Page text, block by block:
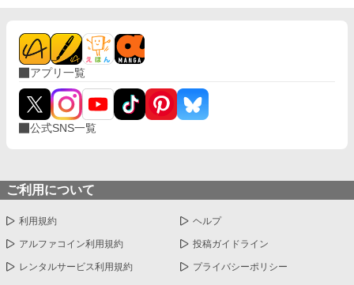
アプリ一覧
公式SNS一覧
ご利用について
利用規約 ヘルプ
アルファコイン利用規約 投稿ガイドライン
レンタルサービス利用規約 プライバシーポリシー